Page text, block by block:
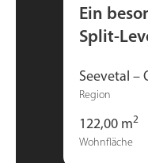
Ein
Split-
Seevetal –
Region
122,00 m2
Wohnfläche